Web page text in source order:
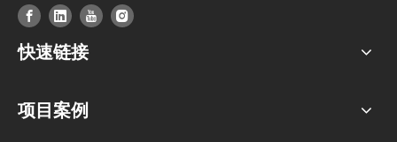
快速链接
项目案例